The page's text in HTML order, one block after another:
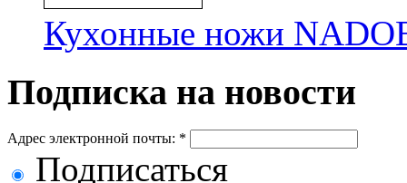
Кухонные ножи
Подписка на новости
Адрес электронной почты: *
Подписаться